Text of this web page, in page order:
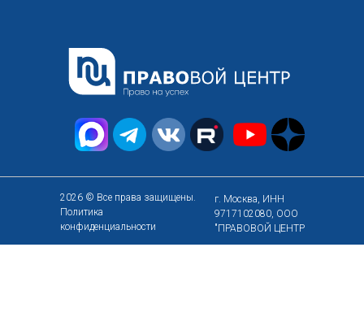
2026 © Все права защищены.
Политика
конфиденциальности
г. Москва, ИНН
9717102080, ООО
"ПРАВОВОЙ ЦЕНТР